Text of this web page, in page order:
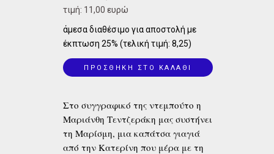
τιμή: 11,00 ευρώ
Στο συγγραφικό της ντεμπούτο η
Μαριάνθη Τεντζεράκη μας συστήνει
τη Μαρίσμη, μια καπάτσα γιαγιά
από την Κατερίνη που μέρα με τη
ΠΡΟΣΘΗΚΗ ΣΤΟ ΚΑΛΑΘΙ
άμεσα διαθέσιμο για αποστολή με
έκπτωση 25% (τελική τιμή: 8,25)